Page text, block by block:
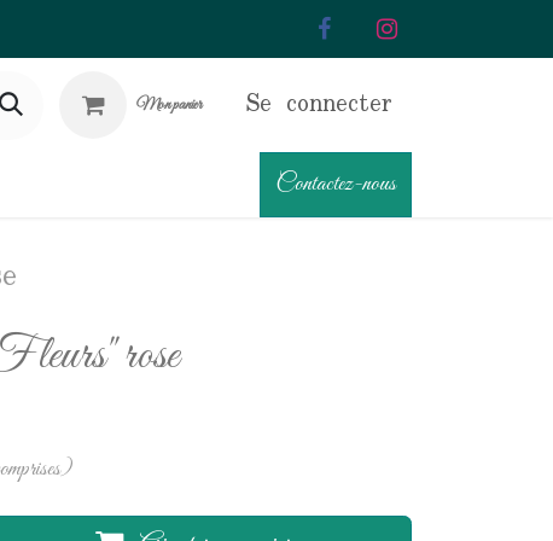
Mon panier
Se connecter
Contactez-nous
rose